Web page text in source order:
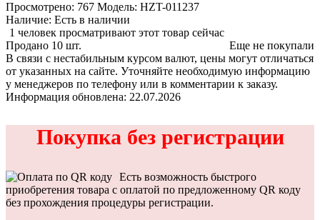
Просмотрено: 767 Модель: HZT-011237
Наличие: Есть в наличии
1 человек просматривают этот товар сейчас
Продано 10 шт.
Еще не покупали
В связи с нестабильным курсом валют, цены могут отличаться
от указанных на сайте. Уточняйте необходимую информацию
у менеджеров по телефону или в комментарии к заказу.
Информация обновлена: 22.07.2026
Покупка без регистрации
Есть возможность быстрого
приобретения товара с оплатой по предложенному QR коду
без прохождения процедуры регистрации.